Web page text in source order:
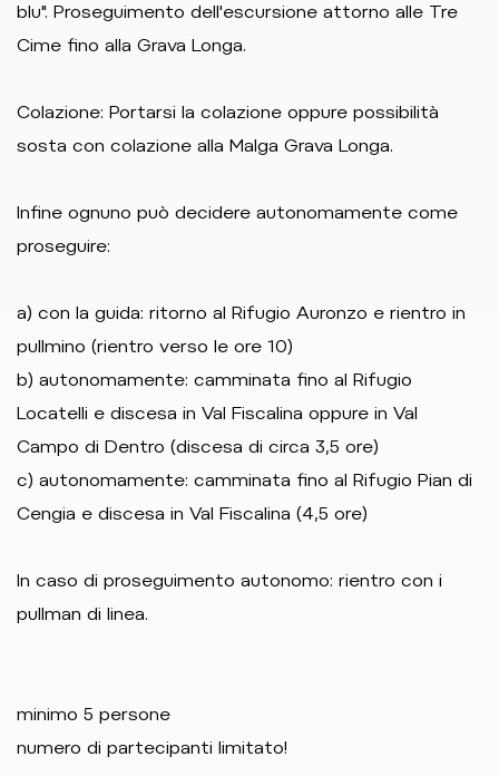
blu". Proseguimento dell'escursione attorno alle Tre
Cime fino alla Grava Longa.
Colazione: Portarsi la colazione oppure possibilità
sosta con colazione alla Malga Grava Longa.
Infine ognuno può decidere autonomamente come
proseguire:
a) con la guida: ritorno al Rifugio Auronzo e rientro in
pullmino (rientro verso le ore 10)
b) autonomamente: camminata fino al Rifugio
Locatelli e discesa in Val Fiscalina oppure in Val
Campo di Dentro (discesa di circa 3,5 ore)
c) autonomamente: camminata fino al Rifugio Pian di
Cengia e discesa in Val Fiscalina (4,5 ore)
In caso di proseguimento autonomo: rientro con i
pullman di linea.
minimo 5 persone
numero di partecipanti limitato!